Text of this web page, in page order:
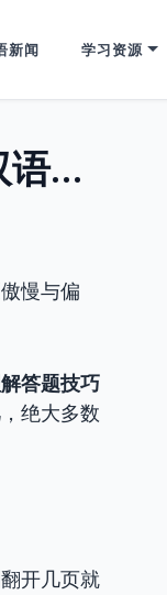
新闻 学习资源
你还在硬啃原著吗？2026年【英文名著双语阅读】避坑与进阶指南
慢与偏
答题技巧
绝大多数
开几页就